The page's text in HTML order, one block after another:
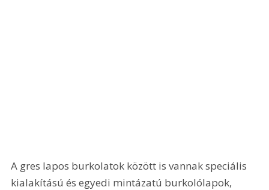
A gres lapos burkolatok között is vannak speciális
kialakítású és egyedi mintázatú burkolólapok,